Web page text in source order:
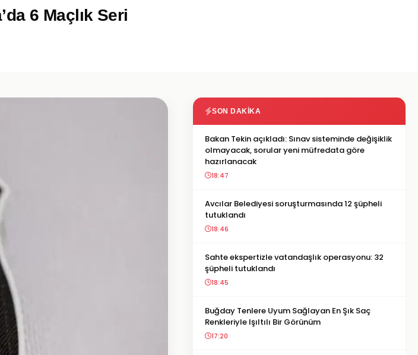
6 Maçlık Seri
SON DAKIKA
Bakan Tekin açıkladı: Sınav sisteminde değişiklik
olmayacak, sorular yeni müfredata göre
hazırlanacak
18:47
Avcılar Belediyesi soruşturmasında 12 şüpheli
tutuklandı
18:46
Sahte ekspertizle vatandaşlık operasyonu: 32
şüpheli tutuklandı
18:45
Buğday Tenlere Uyum Sağlayan En Şık Saç
Renkleriyle Işıltılı Bir Görünüm
17:20